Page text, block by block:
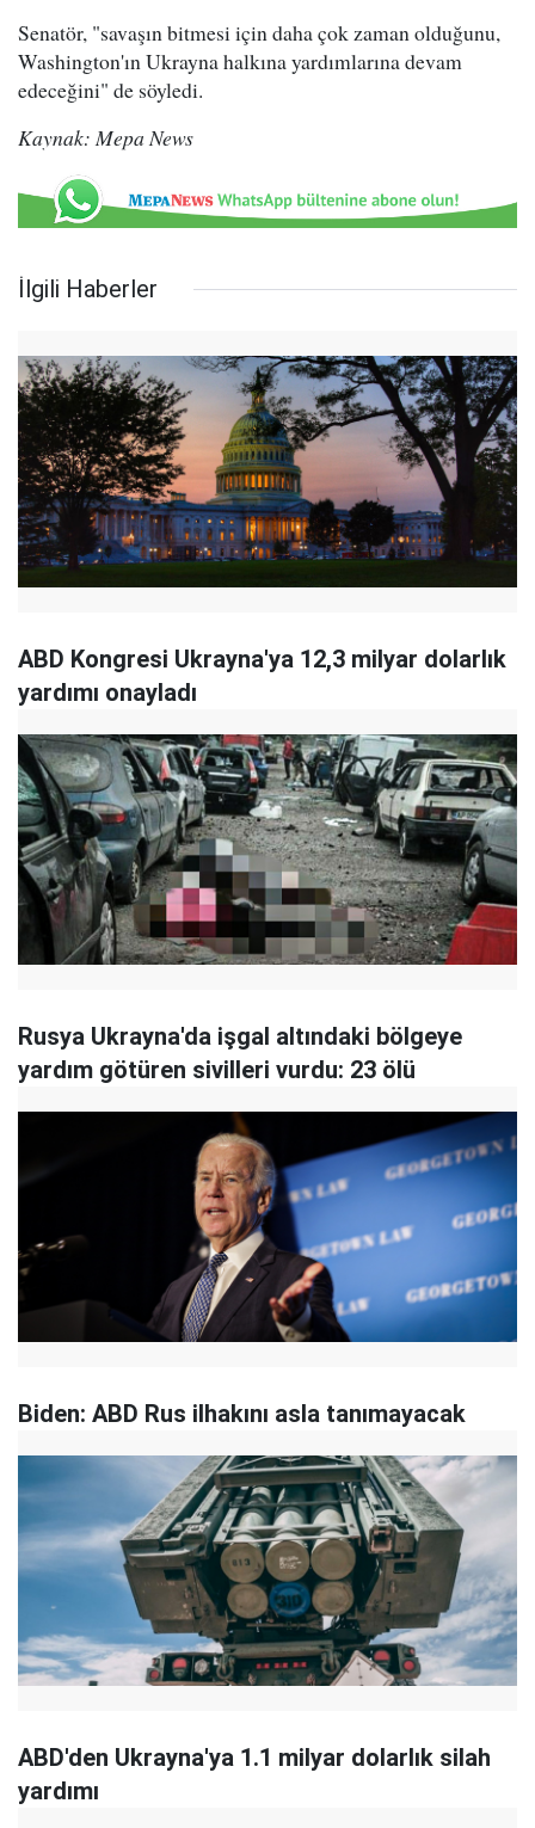
Senatör, "savaşın bitmesi için daha çok zaman olduğunu,
Washington'ın Ukrayna halkına yardımlarına devam
edeceğini" de söyledi.
Kaynak: Mepa News
İlgili Haberler
ABD Kongresi Ukrayna'ya 12,3 milyar dolarlık
yardımı onayladı
Rusya Ukrayna'da işgal altındaki bölgeye
yardım götüren sivilleri vurdu: 23 ölü
Biden: ABD Rus ilhakını asla tanımayacak
ABD'den Ukrayna'ya 1.1 milyar dolarlık silah
yardımı